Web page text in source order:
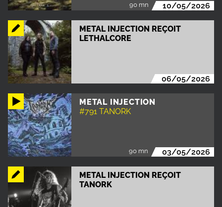
90 mn 10/05/2026
METAL INJECTION REÇOIT
LETHALCORE
06/05/2026
METAL INJECTION
#791 TANORK
90 mn 03/05/2026
METAL INJECTION REÇOIT
TANORK